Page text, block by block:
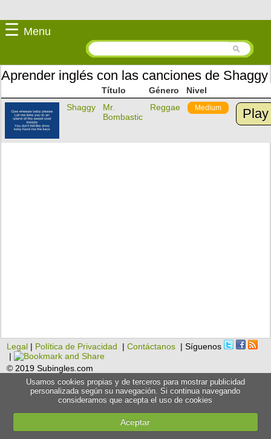
☰ Menu
Aprender inglés con las canciones de Shaggy
Título Género
Nivel
Shaggy
Mr.
Bombastic
Reggae Medium Play
Legal | Política de Privacidad |Contáctanos | Síguenos
|
© 2019 Subingles.com
Usamos cookies propias y de terceros para mostrar publicidad
personalizada según su navegación. Si continua navegando
consideramos que acepta el uso de cookies
Aceptar